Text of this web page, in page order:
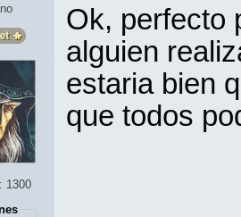
1300
Ok, perfecto
alguien
estaria bien
que todos